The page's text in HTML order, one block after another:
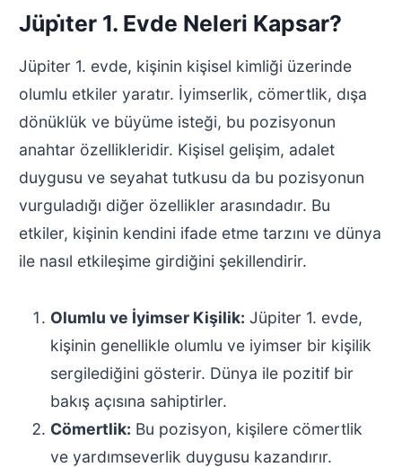
Jüpi̇ter 1. Evde Neleri Kapsar?
Jüpiter 1. evde, kişinin kişisel kimliği üzerinde
olumlu etkiler yaratır. İyimserlik, cömertlik, dışa
dönüklük ve büyüme isteği, bu pozisyonun
anahtar özellikleridir. Kişisel gelişim, adalet
duygusu ve seyahat tutkusu da bu pozisyonun
vurguladığı diğer özellikler arasındadır. Bu
etkiler, kişinin kendini ifade etme tarzını ve dünya
ile nasıl etkileşime girdiğini şekillendirir.
Olumlu ve İyimser Kişilik: Jüpiter 1. evde,
kişinin genellikle olumlu ve iyimser bir kişilik
sergilediğini gösterir. Dünya ile pozitif bir
bakış açısına sahiptirler.
Cömertlik: Bu pozisyon, kişilere cömertlik
ve yardımseverlik duygusu kazandırır.